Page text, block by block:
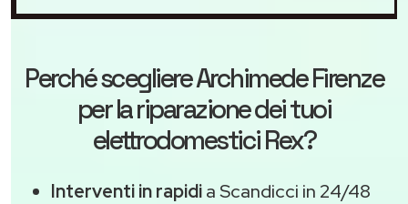
Perché scegliereArchimede Firenze
per la riparazione dei tuoi
elettrodomestici Rex?
Interventi in rapidia Scandicci in 24/48